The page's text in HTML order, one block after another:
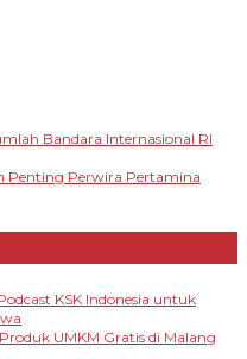
Bandara Internasional RI
Penting Perwira Pertamina
KSK Indonesia untuk
UMKM Gratis di Malang